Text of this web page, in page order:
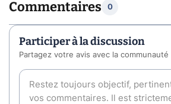
Commentaires 0
Participer à la discussion
Partagez votre avis avec la communauté